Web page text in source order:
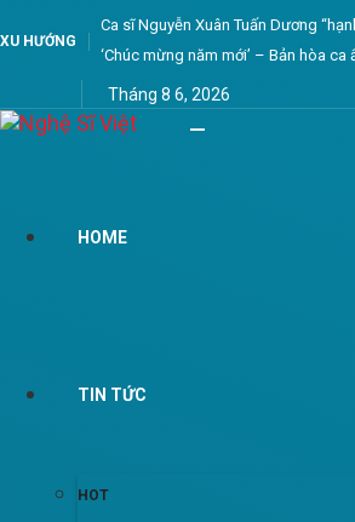
XU HƯỚNG
Ca sĩ Nguyễn Xuân Tuấn Dương
‘Chúc mừng năm mới’ – Bản hòa
Tháng 8 6, 2026
HOME
TIN TỨC
HOT